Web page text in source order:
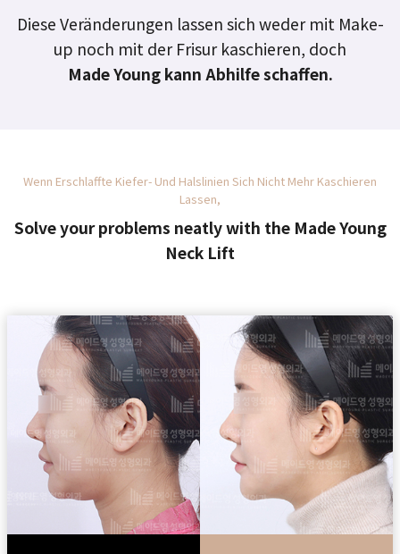
Diese Veränderungen lassen sich weder mit Make-
up noch mit der Frisur kaschieren, doch
Made Young kann Abhilfe schaffen.
Wenn Erschlaffte Kiefer- Und Halslinien Sich Nicht Mehr Kaschieren
Lassen,
Solve your problems neatly with the Made Young
Neck Lift